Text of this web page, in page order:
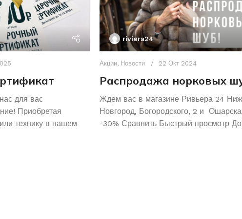
для вас
Приобретая
технику в нашем
riviera24
Акции, Новости 22 Окт 2024
Распродажа норковых
Ждем вас в магазине Ривьера 24
Новгород, Богородского, 2 и
-30% Сравнить Быстрый просмотр